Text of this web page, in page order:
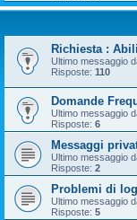
Richiesta :
Ultimo messaggio
Risposte: 110
Domande
Ultimo messaggio
Risposte: 6
Messaggi
Ultimo messaggio
Risposte: 2
Problemi di
Ultimo messaggio
Risposte: 5